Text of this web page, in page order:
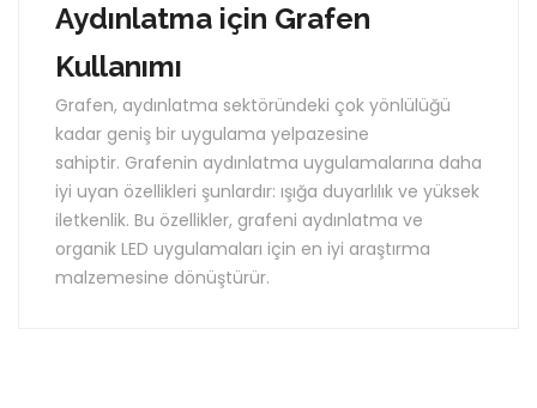
Aydınlatma için Grafen
Kullanımı
Grafen, aydınlatma sektöründeki çok yönlülüğü
kadar geniş bir uygulama yelpazesine
sahiptir. Grafenin aydınlatma uygulamalarına daha
iyi uyan özellikleri şunlardır: ışığa duyarlılık ve yüksek
iletkenlik. Bu özellikler, grafeni aydınlatma ve
organik LED uygulamaları için en iyi araştırma
malzemesine dönüştürür.